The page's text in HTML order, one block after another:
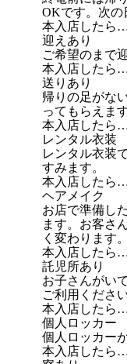
OKです。次の
本入店したら
迎えあり
ご希望のまで
本入店したら
送りあり
帰りの足がな
ってもらえます
本入店したら
レンタル衣装
レンタル衣装
すみます。
本入店したら
ヘアメイク
お店で準備し
ます。お客さ
く変わります。
本入店したら
託児所あり
お子さんがい
ご利用ください
本入店したら
個人ロッカー
個人ロッカー
本入店したら